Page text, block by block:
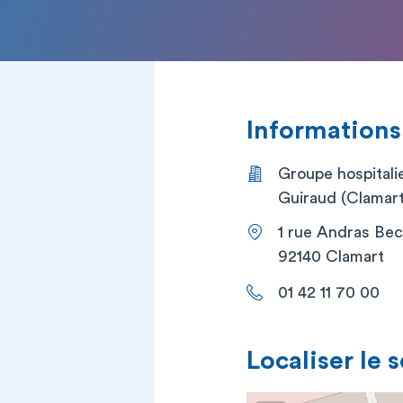
Groupe
Guiraud
1 rue Andras
92140 Clamart
01 42 11 70 00
Localiser le